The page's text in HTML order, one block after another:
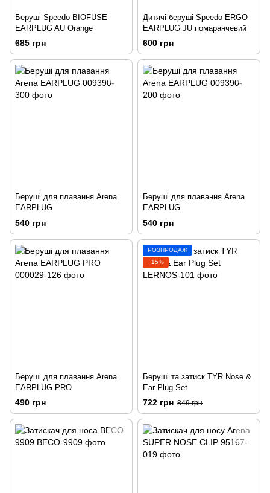
Беруші Speedo BIOFUSE
EARPLUG AU Orange
685 грн
Дитячі беруші Speedo ERGO
EARPLUG JU помаранчевий
600 грн
Беруші для плавання Arena
EARPLUG
540 грн
Беруші для плавання Arena
EARPLUG
540 грн
Беруші для плавання Arena
EARPLUG PRO
490 грн
РОЗПРОДАЖ
−15%
Беруші та затиск TYR Nose &
Ear Plug Set
722 грн 849 грн